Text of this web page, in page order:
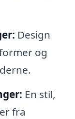
Design
og
En stil,
fra